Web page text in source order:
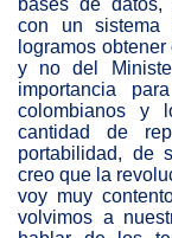
con un sistema
logramos
y no del
importancia
colombianos y
cantidad de
portabilidad, de
creo que la
voy muy
volvimos a